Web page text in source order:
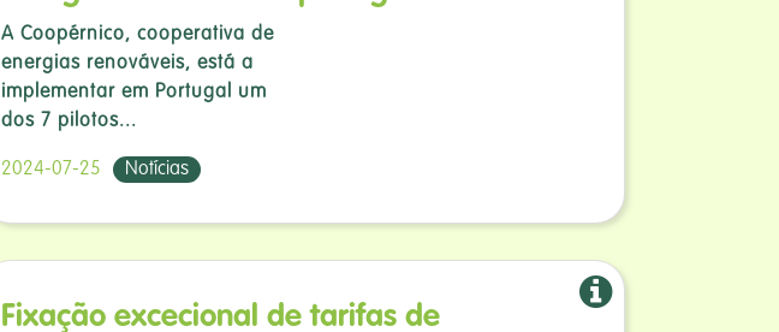
A Coopérnico, cooperativa de
energias renováveis, está a
implementar em Portugal um
dos 7 pilotos...
2024-07-25 Notícias
Fixação excecional de tarifas de